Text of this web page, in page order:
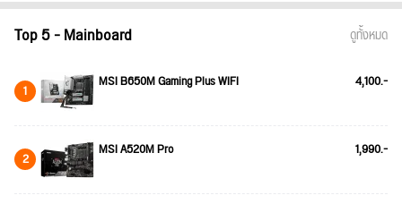
Top 5 - Mainboard ดูทั้งหมด
1 MSI B650M Gaming Plus WIFI 4,100.-
2 MSI A520M Pro 1,990.-